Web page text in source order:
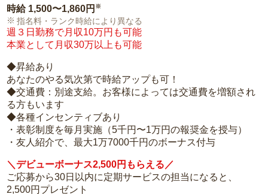
時給 1,500〜1,860円 ※
指名料・ランク時給により異なる
週３日勤務で月収10万円も可能
本業として月収30万以上も可能
◆昇給あり
あなたのやる気次第で時給アップも可！
◆交通費：別途支給。お客様によっては交通費を増額され
る方もいます
◆各種インセンティブあり
・表彰制度を毎月実施（5千円〜1万円の報奨金を授与）
・友人紹介で、最大1万7000千円のボーナス付与
＼デビューボーナス2,500円もらえる／
ご応募から30日以内に定期サービスの担当になると、
2,500円プレゼント